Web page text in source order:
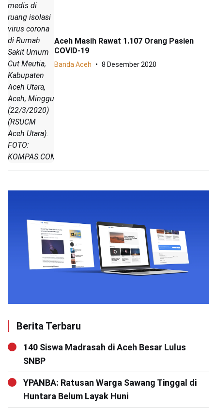
medis di
ruang isolasi
virus corona
di Rumah
Sakit Umum
Cut Meutia,
Kabupaten
Aceh Utara,
Aceh, Minggu
(22/3/2020)
(RSUCM
Aceh Utara).
FOTO:
KOMPAS.COM
Aceh Masih Rawat 1.107 Orang Pasien
COVID-19
Banda Aceh 8 Desember 2020
Berita Terbaru
140 Siswa Madrasah di Aceh Besar Lulus
SNBP
YPANBA: Ratusan Warga Sawang Tinggal di
Huntara Belum Layak Huni